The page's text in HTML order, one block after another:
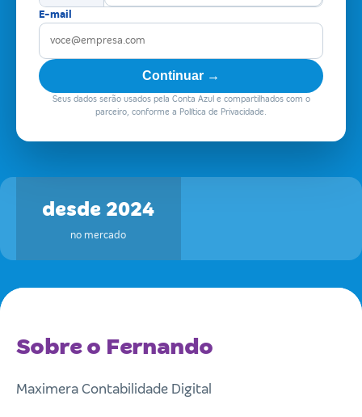
E-mail
Continuar →
Seus dados serão usados pela Conta Azul e compartilhados com o
parceiro, conforme a Política de Privacidade.
desde 2024
no mercado
Sobre o Fernando
Maximera Contabilidade Digital